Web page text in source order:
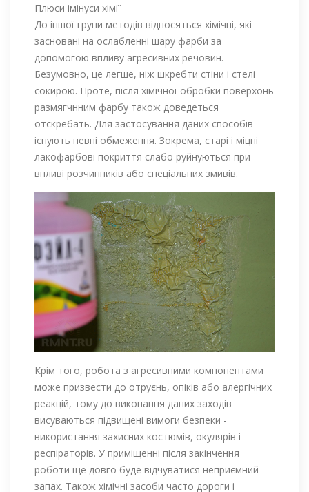
Плюси імінуси хімії
До іншої групи методів відносяться хімічні, які
засновані на ослабленні шару фарби за
допомогою впливу агресивних речовин.
Безумовно, це легше, ніж шкребти стіни і стелі
сокирою. Проте, після хімічної обробки поверхонь
размягчнним фарбу також доведеться
отскребать. Для застосування даних способів
існують певні обмеження. Зокрема, старі і міцні
лакофарбові покриття слабо руйнуються при
впливі розчинників або спеціальних змивів.
Крім того, робота з агресивними компонентами
може призвести до отруєнь, опіків або алергічних
реакцій, тому до виконання даних заходів
висуваються підвищені вимоги безпеки -
використання захисних костюмів, окулярів і
респіраторів. У приміщенні після закінчення
роботи ще довго буде відчуватися неприємний
запах. Також хімічні засоби часто дороги і